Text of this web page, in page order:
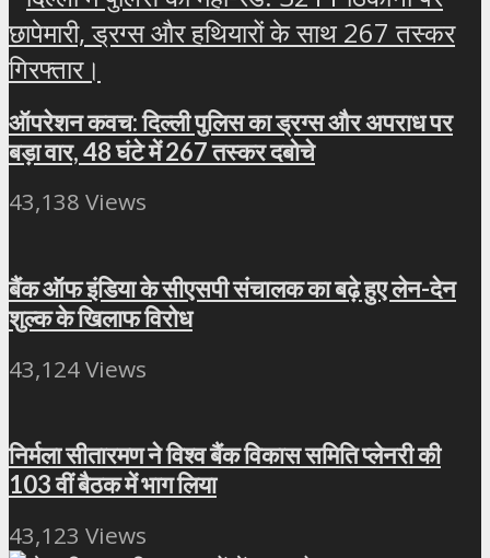
ऑपरेशन कवच: दिल्ली पुलिस का ड्रग्स और अपराध पर
बड़ा वार, 48 घंटे में 267 तस्कर दबोचे
43,138 Views
बैंक ऑफ इंडिया के सीएसपी संचालक का बढ़े हुए लेन-देन
शुल्क के खिलाफ विरोध
43,124 Views
निर्मला सीतारमण ने विश्व बैंक विकास समिति प्लेनरी की
103 वीं बैठक में भाग लिया
43,123 Views